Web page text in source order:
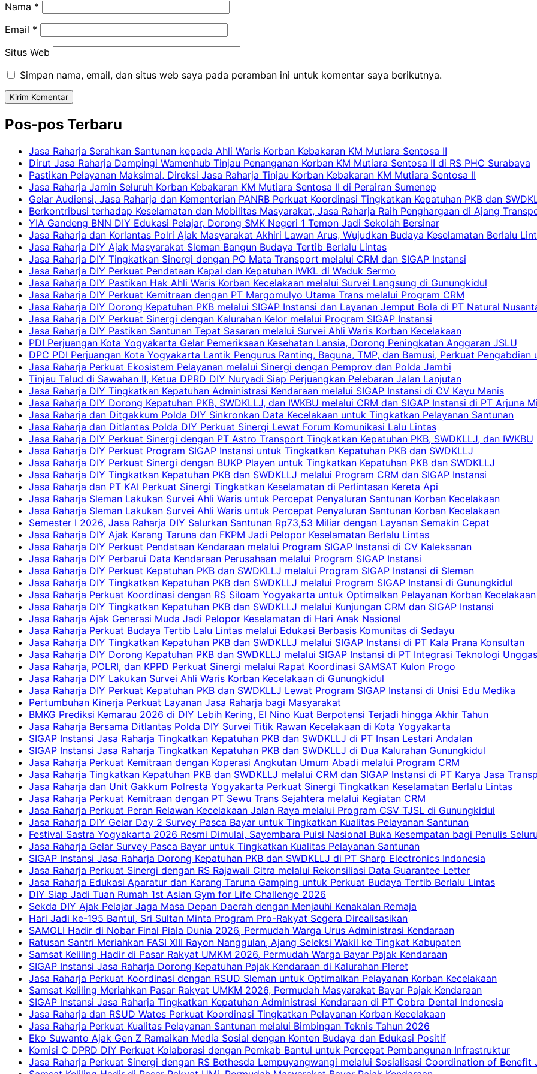
Nama *
Email *
Situs Web
Simpan nama, email, dan situs web saya pada peramban ini untuk komentar saya berikutnya.
Pos-pos Terbaru
Jasa Raharja Serahkan Santunan kepada Ahli Waris Korban Kebakaran KM Mutiara Sentosa II
Dirut Jasa Raharja Dampingi Wamenhub Tinjau Penanganan Korban KM Mutiara Sentosa II di RS PHC Surabaya
Pastikan Pelayanan Maksimal, Direksi Jasa Raharja Tinjau Korban Kebakaran KM Mutiara Sentosa II
Jasa Raharja Jamin Seluruh Korban Kebakaran KM Mutiara Sentosa II di Perairan Sumenep
Gelar Audiensi, Jasa Raharja dan Kementerian PANRB Perkuat Koordinasi Tingkatkan Kepatuhan PKB dan
Berkontribusi terhadap Keselamatan dan Mobilitas Masyarakat, Jasa Raharja Raih Penghargaan di Ajang
YIA Gandeng BNN DIY Edukasi Pelajar, Dorong SMK Negeri 1 Temon Jadi Sekolah Bersinar
Jasa Raharja dan Korlantas Polri Ajak Masyarakat Akhiri Lawan Arus, Wujudkan Budaya Keselamatan Berlalu
Jasa Raharja DIY Ajak Masyarakat Sleman Bangun Budaya Tertib Berlalu Lintas
Jasa Raharja DIY Tingkatkan Sinergi dengan PO Mata Transport melalui CRM dan SIGAP Instansi
Jasa Raharja DIY Perkuat Pendataan Kapal dan Kepatuhan IWKL di Waduk Sermo
Jasa Raharja DIY Pastikan Hak Ahli Waris Korban Kecelakaan melalui Survei Langsung di Gunungkidul
Jasa Raharja DIY Perkuat Kemitraan dengan PT Margomulyo Utama Trans melalui Program CRM
Jasa Raharja DIY Dorong Kepatuhan PKB melalui SIGAP Instansi dan Layanan Jemput Bola di PT Natural
Jasa Raharja DIY Perkuat Sinergi dengan Kalurahan Kelor melalui Program SIGAP Instansi
Jasa Raharja DIY Pastikan Santunan Tepat Sasaran melalui Survei Ahli Waris Korban Kecelakaan
PDI Perjuangan Kota Yogyakarta Gelar Pemeriksaan Kesehatan Lansia, Dorong Peningkatan Anggaran JSLU
DPC PDI Perjuangan Kota Yogyakarta Lantik Pengurus Ranting, Baguna, TMP, dan Bamusi, Perkuat
Jasa Raharja Perkuat Ekosistem Pelayanan melalui Sinergi dengan Pemprov dan Polda Jambi
Tinjau Talud di Sawahan II, Ketua DPRD DIY Nuryadi Siap Perjuangkan Pelebaran Jalan Lanjutan
Jasa Raharja DIY Tingkatkan Kepatuhan Administrasi Kendaraan melalui SIGAP Instansi di CV Kayu Manis
Jasa Raharja DIY Dorong Kepatuhan PKB, SWDKLLJ, dan IWKBU melalui CRM dan SIGAP Instansi di PT Arjuna
Jasa Raharja dan Ditgakkum Polda DIY Sinkronkan Data Kecelakaan untuk Tingkatkan Pelayanan Santunan
Jasa Raharja dan Ditlantas Polda DIY Perkuat Sinergi Lewat Forum Komunikasi Lalu Lintas
Jasa Raharja DIY Perkuat Sinergi dengan PT Astro Transport Tingkatkan Kepatuhan PKB, SWDKLLJ, dan IWKBU
Jasa Raharja DIY Perkuat Program SIGAP Instansi untuk Tingkatkan Kepatuhan PKB dan SWDKLLJ
Jasa Raharja DIY Perkuat Sinergi dengan BUKP Playen untuk Tingkatkan Kepatuhan PKB dan SWDKLLJ
Jasa Raharja DIY Tingkatkan Kepatuhan PKB dan SWDKLLJ melalui Program CRM dan SIGAP Instansi
Jasa Raharja dan PT KAI Perkuat Sinergi Tingkatkan Keselamatan di Perlintasan Kereta Api
Jasa Raharja Sleman Lakukan Survei Ahli Waris untuk Percepat Penyaluran Santunan Korban Kecelakaan
Jasa Raharja Sleman Lakukan Survei Ahli Waris untuk Percepat Penyaluran Santunan Korban Kecelakaan
Semester I 2026, Jasa Raharja DIY Salurkan Santunan Rp73,53 Miliar dengan Layanan Semakin Cepat
Jasa Raharja DIY Ajak Karang Taruna dan FKPM Jadi Pelopor Keselamatan Berlalu Lintas
Jasa Raharja DIY Perkuat Pendataan Kendaraan melalui Program SIGAP Instansi di CV Kaleksanan
Jasa Raharja DIY Perbarui Data Kendaraan Perusahaan melalui Program SIGAP Instansi
Jasa Raharja DIY Perkuat Kepatuhan PKB dan SWDKLLJ melalui Program SIGAP Instansi di Sleman
Jasa Raharja DIY Tingkatkan Kepatuhan PKB dan SWDKLLJ melalui Program SIGAP Instansi di Gunungkidul
Jasa Raharja Perkuat Koordinasi dengan RS Siloam Yogyakarta untuk Optimalkan Pelayanan Korban Kecelakaan
Jasa Raharja DIY Tingkatkan Kepatuhan PKB dan SWDKLLJ melalui Kunjungan CRM dan SIGAP Instansi
Jasa Raharja Ajak Generasi Muda Jadi Pelopor Keselamatan di Hari Anak Nasional
Jasa Raharja Perkuat Budaya Tertib Lalu Lintas melalui Edukasi Berbasis Komunitas di Sedayu
Jasa Raharja DIY Tingkatkan Kepatuhan PKB dan SWDKLLJ melalui SIGAP Instansi di PT Kala Prana Konsultan
Jasa Raharja DIY Dorong Kepatuhan PKB dan SWDKLLJ melalui SIGAP Instansi di PT Integrasi Teknologi Unggas
Jasa Raharja, POLRI, dan KPPD Perkuat Sinergi melalui Rapat Koordinasi SAMSAT Kulon Progo
Jasa Raharja DIY Lakukan Survei Ahli Waris Korban Kecelakaan di Gunungkidul
Jasa Raharja DIY Perkuat Kepatuhan PKB dan SWDKLLJ Lewat Program SIGAP Instansi di Unisi Edu Medika
Pertumbuhan Kinerja Perkuat Layanan Jasa Raharja bagi Masyarakat
BMKG Prediksi Kemarau 2026 di DIY Lebih Kering, El Nino Kuat Berpotensi Terjadi hingga Akhir Tahun
Jasa Raharja Bersama Ditlantas Polda DIY Survei Titik Rawan Kecelakaan di Kota Yogyakarta
SIGAP Instansi Jasa Raharja Tingkatkan Kepatuhan PKB dan SWDKLLJ di PT Insan Lestari Andalan
SIGAP Instansi Jasa Raharja Tingkatkan Kepatuhan PKB dan SWDKLLJ di Dua Kalurahan Gunungkidul
Jasa Raharja Perkuat Kemitraan dengan Koperasi Angkutan Umum Abadi melalui Program CRM
Jasa Raharja Tingkatkan Kepatuhan PKB dan SWDKLLJ melalui CRM dan SIGAP Instansi di PT Karya Jasa
Jasa Raharja dan Unit Gakkum Polresta Yogyakarta Perkuat Sinergi Tingkatkan Keselamatan Berlalu Lintas
Jasa Raharja Perkuat Kemitraan dengan PT Sewu Trans Sejahtera melalui Kegiatan CRM
Jasa Raharja Perkuat Peran Relawan Kecelakaan Jalan Raya melalui Program CSV TJSL di Gunungkidul
Jasa Raharja DIY Gelar Day 2 Survey Pasca Bayar untuk Tingkatkan Kualitas Pelayanan Santunan
Festival Sastra Yogyakarta 2026 Resmi Dimulai, Sayembara Puisi Nasional Buka Kesempatan bagi Penulis
Jasa Raharja Gelar Survey Pasca Bayar untuk Tingkatkan Kualitas Pelayanan Santunan
SIGAP Instansi Jasa Raharja Dorong Kepatuhan PKB dan SWDKLLJ di PT Sharp Electronics Indonesia
Jasa Raharja Perkuat Sinergi dengan RS Rajawali Citra melalui Rekonsiliasi Data Guarantee Letter
Jasa Raharja Edukasi Aparatur dan Karang Taruna Gamping untuk Perkuat Budaya Tertib Berlalu Lintas
DIY Siap Jadi Tuan Rumah 1st Asian Gym for Life Challenge 2026
Sekda DIY Ajak Pelajar Jaga Masa Depan Daerah dengan Menjauhi Kenakalan Remaja
Hari Jadi ke-195 Bantul, Sri Sultan Minta Program Pro-Rakyat Segera Direalisasikan
SAMOLI Hadir di Nobar Final Piala Dunia 2026, Permudah Warga Urus Administrasi Kendaraan
Ratusan Santri Meriahkan FASI XIII Rayon Nanggulan, Ajang Seleksi Wakil ke Tingkat Kabupaten
Samsat Keliling Hadir di Pasar Rakyat UMKM 2026, Permudah Warga Bayar Pajak Kendaraan
SIGAP Instansi Jasa Raharja Dorong Kepatuhan Pajak Kendaraan di Kalurahan Pleret
Jasa Raharja Perkuat Koordinasi dengan RSUD Sleman untuk Optimalkan Pelayanan Korban Kecelakaan
Samsat Keliling Meriahkan Pasar Rakyat UMKM 2026, Permudah Masyarakat Bayar Pajak Kendaraan
SIGAP Instansi Jasa Raharja Tingkatkan Kepatuhan Administrasi Kendaraan di PT Cobra Dental Indonesia
Jasa Raharja dan RSUD Wates Perkuat Koordinasi Tingkatkan Pelayanan Korban Kecelakaan
Jasa Raharja Perkuat Kualitas Pelayanan Santunan melalui Bimbingan Teknis Tahun 2026
Eko Suwanto Ajak Gen Z Ramaikan Media Sosial dengan Konten Budaya dan Edukasi Positif
Komisi C DPRD DIY Perkuat Kolaborasi dengan Pemkab Bantul untuk Percepat Pembangunan Infrastruktur
Jasa Raharja Perkuat Sinergi dengan RS Bethesda Lempuyangwangi melalui Sosialisasi Coordination of Benefit